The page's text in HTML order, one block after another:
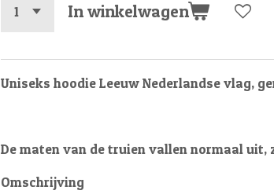
In winkelwagen
Uniseks hoodie Leeuw Nederlandse vlag,
De maten van de truien vallen normaal uit,
Omschrijving